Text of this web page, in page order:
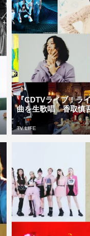
『CDTVライブ！ラ
曲を生歌唱 香取慎
TV LIFE